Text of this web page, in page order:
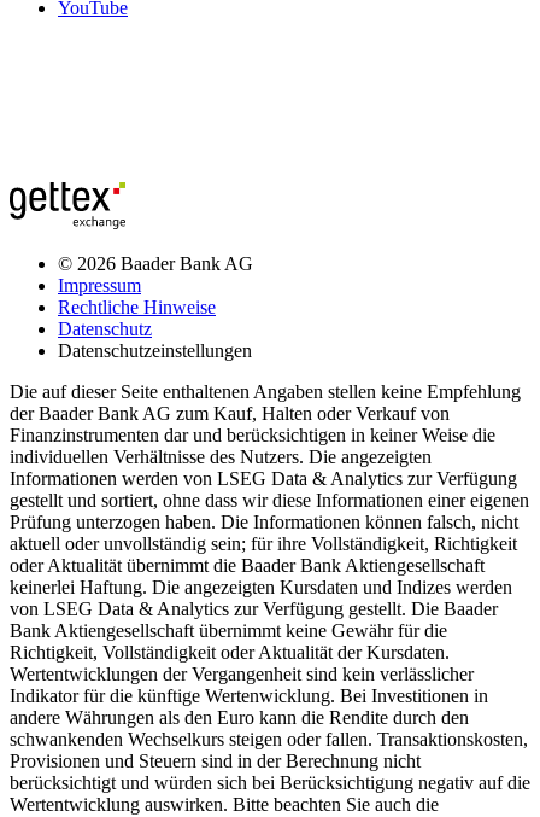
YouTube
© 2026 Baader Bank AG
Impressum
Rechtliche Hinweise
Datenschutz
Datenschutzeinstellungen
Die auf dieser Seite enthaltenen Angaben stellen keine Empfehlung
der Baader Bank AG zum Kauf, Halten oder Verkauf von
Finanzinstrumenten dar und berücksichtigen in keiner Weise die
individuellen Verhältnisse des Nutzers. Die angezeigten
Informationen werden von LSEG Data & Analytics zur Verfügung
gestellt und sortiert, ohne dass wir diese Informationen einer eigenen
Prüfung unterzogen haben. Die Informationen können falsch, nicht
aktuell oder unvollständig sein; für ihre Vollständigkeit, Richtigkeit
oder Aktualität übernimmt die Baader Bank Aktiengesellschaft
keinerlei Haftung. Die angezeigten Kursdaten und Indizes werden
von LSEG Data & Analytics zur Verfügung gestellt. Die Baader
Bank Aktiengesellschaft übernimmt keine Gewähr für die
Richtigkeit, Vollständigkeit oder Aktualität der Kursdaten.
Wertentwicklungen der Vergangenheit sind kein verlässlicher
Indikator für die künftige Wertenwicklung. Bei Investitionen in
andere Währungen als den Euro kann die Rendite durch den
schwankenden Wechselkurs steigen oder fallen. Transaktionskosten,
Provisionen und Steuern sind in der Berechnung nicht
berücksichtigt und würden sich bei Berücksichtigung negativ auf die
Wertentwicklung auswirken. Bitte beachten Sie auch die